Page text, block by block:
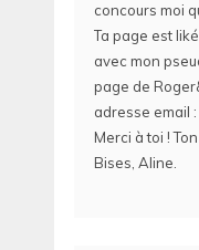
concours moi
Ta page est
avec mon
page de
adresse email :
Merci à toi !
Bises, Aline.